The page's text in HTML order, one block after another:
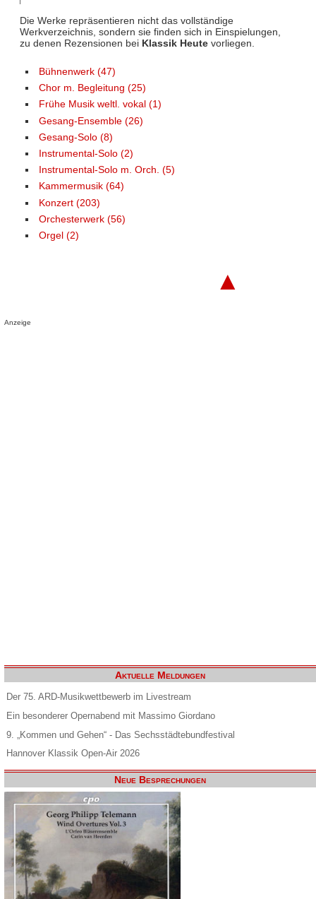
Die Werke repräsentieren nicht das vollständige
Werkverzeichnis, sondern sie finden sich in Einspielungen,
zu denen Rezensionen bei Klassik Heutevorliegen.
Bühnenwerk (47)
Chor m. Begleitung (25)
Frühe Musik weltl. vokal (1)
Gesang-Ensemble (26)
Gesang-Solo (8)
Instrumental-Solo (2)
Instrumental-Solo m. Orch. (5)
Kammermusik (64)
Konzert (203)
Orchesterwerk (56)
Orgel (2)
▲
Anzeige
Aktuelle Meldungen
Der 75. ARD-Musikwettbewerb im Livestream
Ein besonderer Opernabend mit Massimo Giordano
9. „Kommen und Gehen“ - Das Sechsstädtebundfestival
Hannover Klassik Open-Air 2026
Neue Besprechungen